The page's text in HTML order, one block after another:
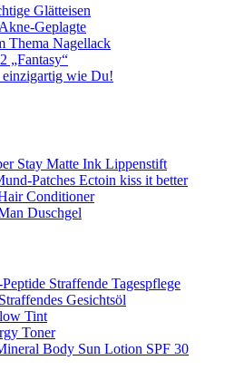
Glätteisen
Geplagte
Thema Nagellack
„Fantasy“
einzigartig wie Du!
Stay Matte Ink Lippenstift
Patches Ectoin kiss it better
Conditioner
Duschgel
Straffende Tagespflege
Gesichtsöl
Tint
Toner
Body Sun Lotion SPF 30